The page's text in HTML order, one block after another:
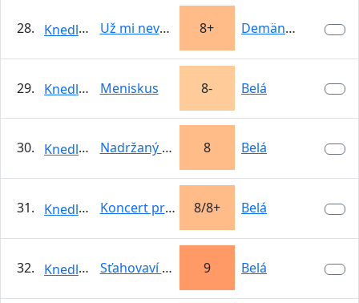
28. KnedloVepro Už mi nevolaj 8+ Demänovská…
29. KnedloVepro Meniskus 8- Belá
30. KnedloVepro Nadržaný hulman 8 Belá
31. KnedloVepro Koncert pre bubon a sekeru 8/8+ Belá
32. KnedloVepro Sťahovaví vtáci 9 Belá